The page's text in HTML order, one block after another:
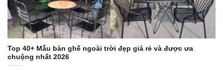
Top 40+ Mẫu bàn ghế ngoài trời đẹp giá rẻ và được ưa
chuộng nhất 2026